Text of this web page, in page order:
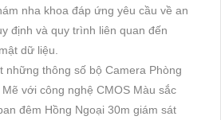
nha khoa đáp ứng yêu cầu về an
định và quy trình liên quan đến
dữ liệu.
những thông số bộ Camera Phòng
với công nghệ CMOS Màu sắc
đêm Hồng Ngoại 30m giám sát